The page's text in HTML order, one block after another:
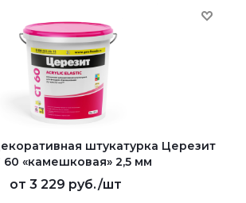
штукатурка Церезит
60 «камешковая» 2,5 мм
от 3 229 руб./шт